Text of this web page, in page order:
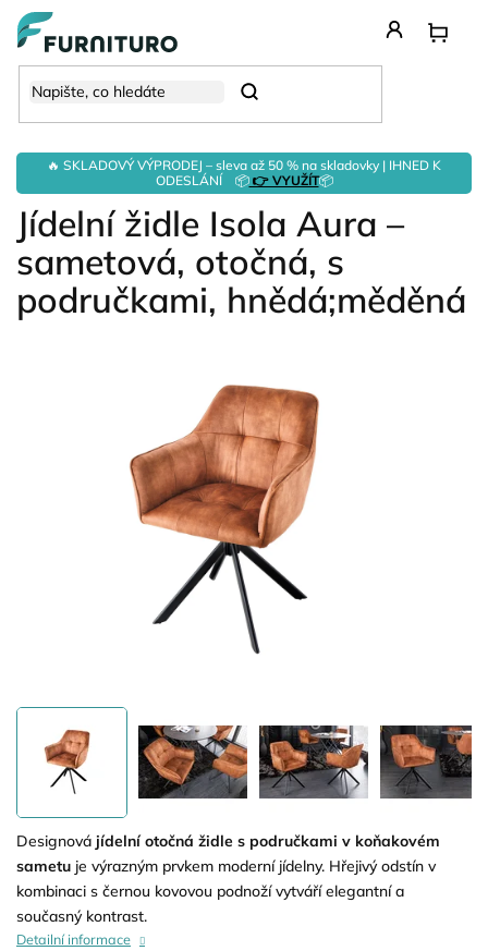
Přejít
obsah
🔥 SKLADOVÝ VÝPRODEJ – sleva až 50 % na skladovky | IHNED K
ODESLÁNÍ 📦👉 VYUŽÍT📦
Hledat
Jídelní židle Isola Aura –
sametová, otočná, s
područkami, hnědá;měděná
Designová jídelní otočná židle s područkami v koňakovém
sametu je výrazným prvkem moderní jídelny. Hřejivý odstín v
kombinaci s černou kovovou podnoží vytváří elegantní a
současný kontrast.
Detailní informace